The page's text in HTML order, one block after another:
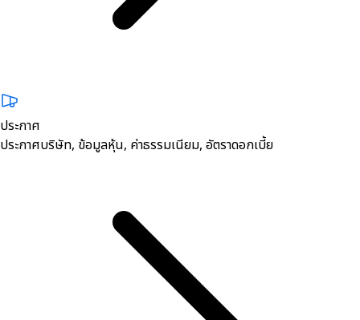
ประกาศ
ประกาศบริษัท, ข้อมูลหุ้น, ค่าธรรมเนียม, อัตราดอกเบี้ย